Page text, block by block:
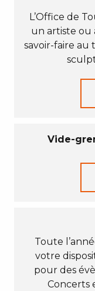
L’Office de
un artiste ou
savoir-faire au
Vide-
Toute
votre
pour des
Concerts